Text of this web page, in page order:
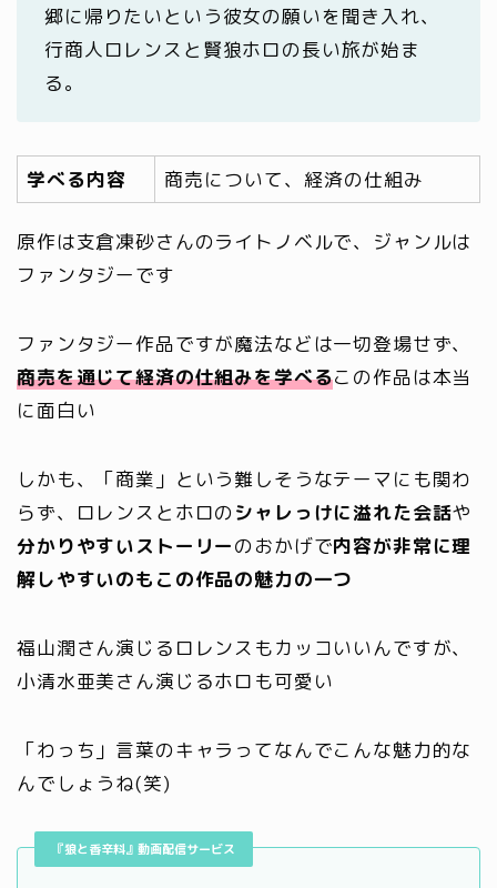
郷に帰りたいという彼女の願いを聞き入れ、
行商人ロレンスと賢狼ホロの長い旅が始ま
る。
学べる内容 商売について、経済の仕組み
原作は支倉凍砂さんのライトノベルで、ジャンルは
ファンタジーです
ファンタジー作品ですが魔法などは一切登場せず、
商売を通じて経済の仕組みを学べるこの作品は本当
に面白い
しかも、「商業」という難しそうなテーマにも関わ
らず、ロレンスとホロの シャレっけに溢れた会話や
分かりやすいストーリーのおかげで内容が非常に理
解しやすいのもこの作品の魅力の一つ
福山潤さん演じるロレンスもカッコいいんですが、
小清水亜美さん演じるホロも可愛い
「わっち」言葉のキャラってなんでこんな魅力的な
んでしょうね(笑)
『狼と香辛料』動画配信サービス